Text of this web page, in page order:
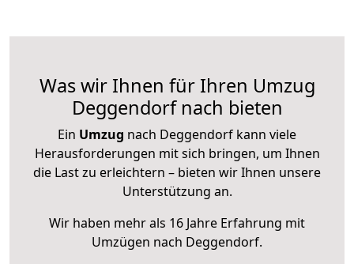
Was wir Ihnen für Ihren Umzug
Deggendorf nach bieten
Ein Umzug nach Deggendorf kann viele
Herausforderungen mit sich bringen, um Ihnen
die Last zu erleichtern – bieten wir Ihnen unsere
Unterstützung an.
Wir haben mehr als 16 Jahre Erfahrung mit
Umzügen nach Deggendorf.